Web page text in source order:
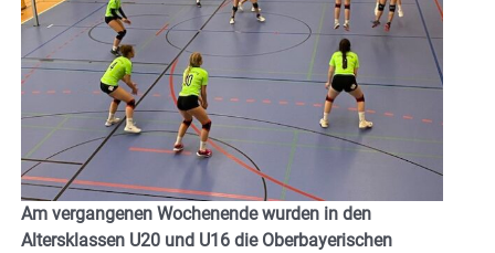
Am vergangenen Wochenende wurden in den
Altersklassen U20 und U16 die Oberbayerischen